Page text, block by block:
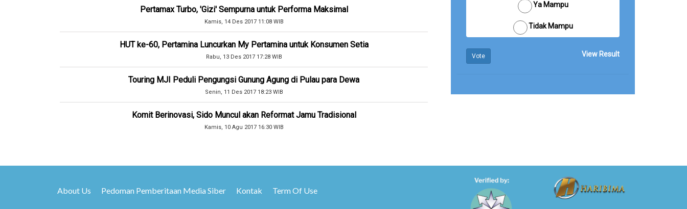
Pertamax Turbo, 'Gizi' Sempurna untuk Performa Maksimal
Kamis, 14 Des 2017 11:08 WIB
HUT ke-60, Pertamina Luncurkan My Pertamina untuk Konsumen Setia
Rabu, 13 Des 2017 17:28 WIB
Touring MJI Peduli Pengungsi Gunung Agung di Pulau para Dewa
Senin, 11 Des 2017 18:23 WIB
Komit Berinovasi, Sido Muncul akan Reformat Jamu Tradisional
Kamis, 10 Agu 2017 16:30 WIB
Ya Mampu
Tidak Mampu
Vote View Result
About Us Pedoman Pemberitaan Media Siber Kontak Term Of Use